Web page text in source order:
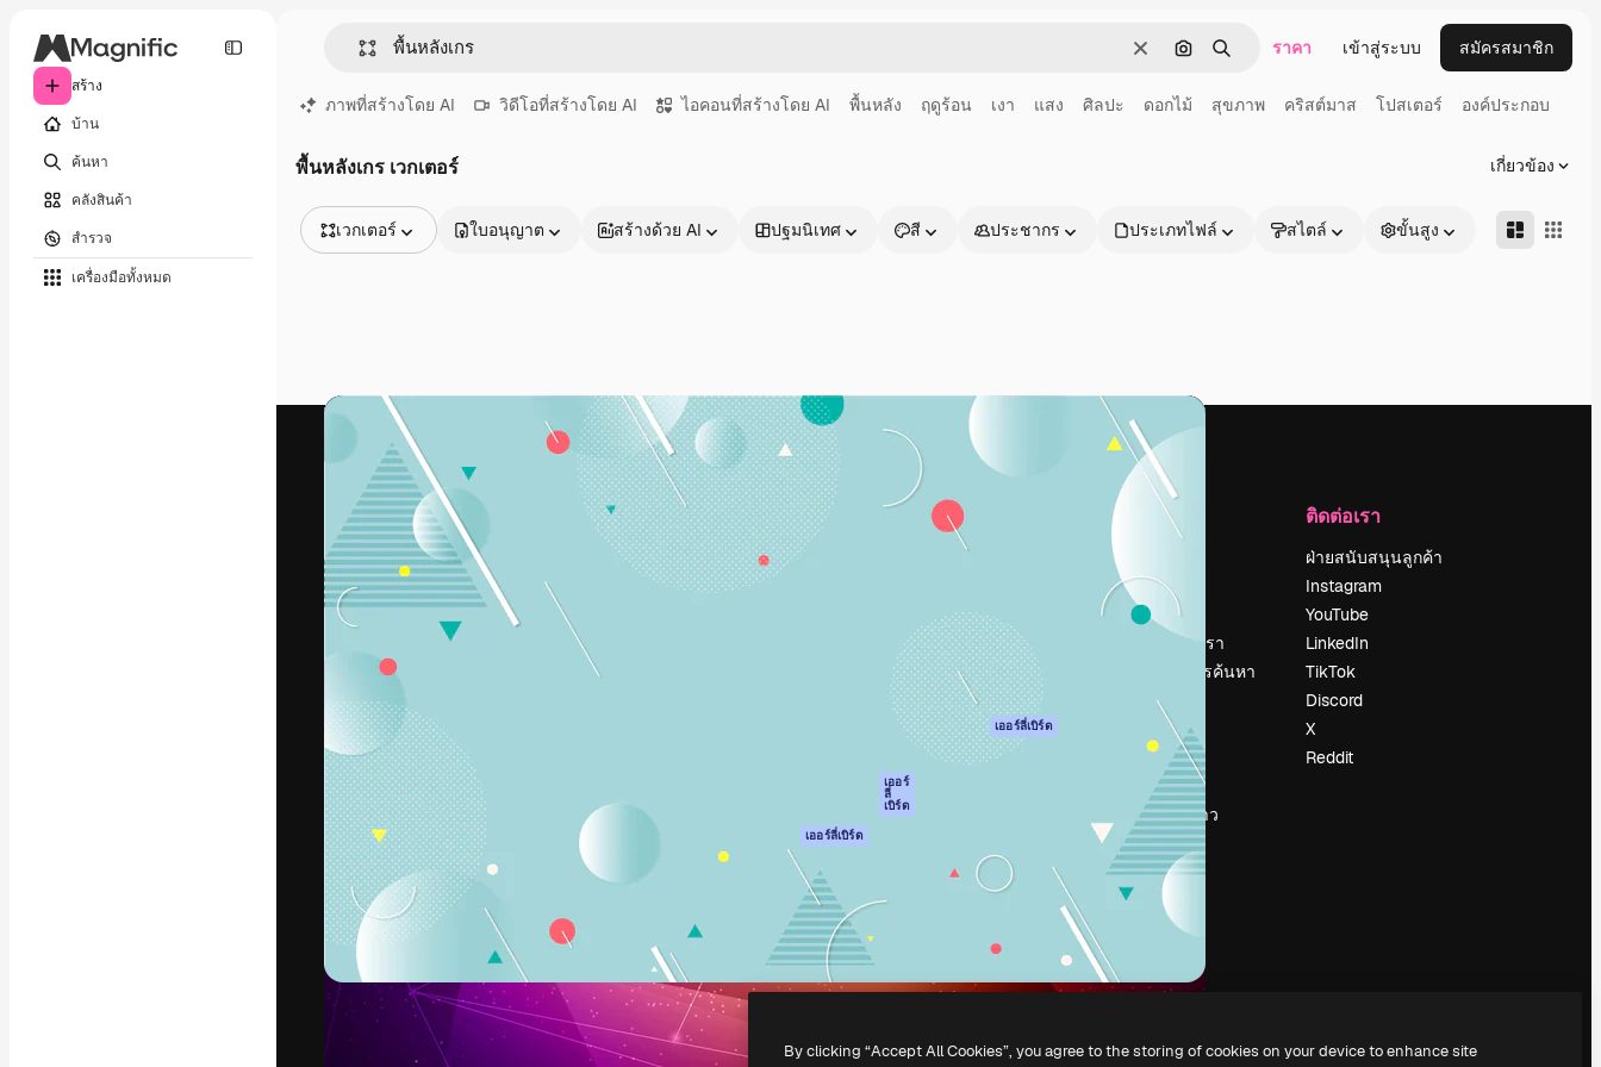
สร้าง
บ้าน
ค้นหา
คลังสินค้า
สำรวจ
เครื่องมือทั้งหมด
ชัดเจนค้นหาตามรูปภาพ
ค้นหา ราคา เข้าสู่ระบบ สมัครสมาชิก
ภาพที่สร้างโดย AI วิดีโอที่สร้างโดย AI ไอคอนที่สร้างโดย AI พื้นหลัง ฤดูร้อน เงา แสง ศิลปะ ดอกไม้ สุขภาพ คริสต์มาส โปสเตอร์ องค์ประกอบ
พื้นหลังเกร เวกเตอร์ เกี่ยวข้อง
เวกเตอร์
วิดีโอ
คลิปวิดีโอ
โมชั่นกราฟิก
เทมเพลตวิดีโอ
แบบจำลอง 3 มิติ
แบบอักษร
ใบอนุญาต สร้างด้วย AI ปฐมนิเทศ สี ประชากร ประเภทไฟล์ สไตล์ ขั้นสูง
แพลตฟอร์มสร้างสรรค์เพื่อผลักดันผลงานที่ดี
ที่สุดของคุณ ผู้ใช้งานกว่า 1 ล้านราย
ครอบคลุมทั้งครีเอทีฟ, บริษัท, เอเจนซี และสตูดิ
ผลิตภัณฑ์
Spaces
ผู้ช่วย AI
เออร์
ลี่
เบิร์ด
เออร์ลี่เบิร์ด
เอพีไอ
แอปมือถือ
เครื่องมือ Magnific
ทั้งหมด
เริ่มต้นใช้งาน
การสนับสนุน
เงื่อนไขการใช้งาน
นโยบายความเป็น
ส่วนตัว
ต้นฉบับ เออร์ลี่เบิร์ด
นโยบายคุกกี้
บริษัท
เกี่ยวกับเรา
รีวิว
ร่วมงานกับเรา
แนวโน้มการค้นหา
บล็อก
กิจกรรม
Slidesgo
ขายเนื้อหา
ห้องแถลงข่าว
กำลังมองหา
magnific.ai
ติดต่อเรา
ฝ่ายสนับสนุนลูกค้า
Instagram
YouTube
LinkedIn
TikTok
Discord
X
Reddit
Copyright © 2010-2026Freepik Company S.L.U.
By clicking “Accept All Cookies”, you agree to the storing of cookies on your device to enhance site